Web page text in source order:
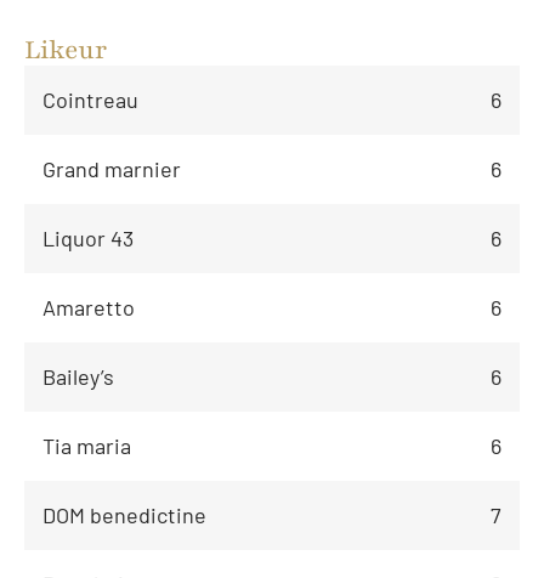
Likeur
Cointreau 6
Grand marnier 6
Liquor 43 6
Amaretto 6
Bailey’s 6
Tia maria 6
DOM benedictine 7